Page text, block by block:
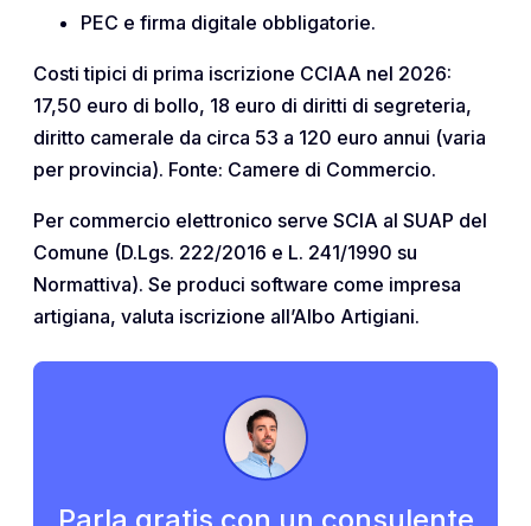
PEC e firma digitale obbligatorie.
Costi tipici di prima iscrizione CCIAA nel 2026:
17,50 euro di bollo, 18 euro di diritti di segreteria,
diritto camerale da circa 53 a 120 euro annui (varia
per provincia). Fonte: Camere di Commercio.
Per commercio elettronico serve SCIA al SUAP del
Comune (D.Lgs. 222/2016 e L. 241/1990 su
Normattiva). Se produci software come impresa
artigiana, valuta iscrizione all’Albo Artigiani.